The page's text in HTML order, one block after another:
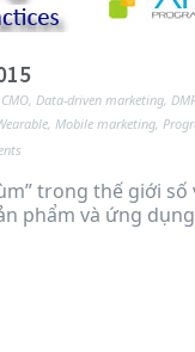
, Data-driven marketing, DMP
, Mobile marketing,
trong thế giới số
phẩm và ứng